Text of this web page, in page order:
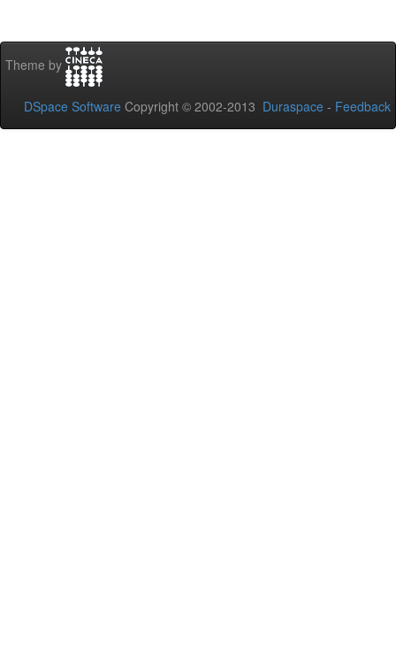
Theme by
DSpace Software Copyright © 2002-2013 Duraspace - Feedback